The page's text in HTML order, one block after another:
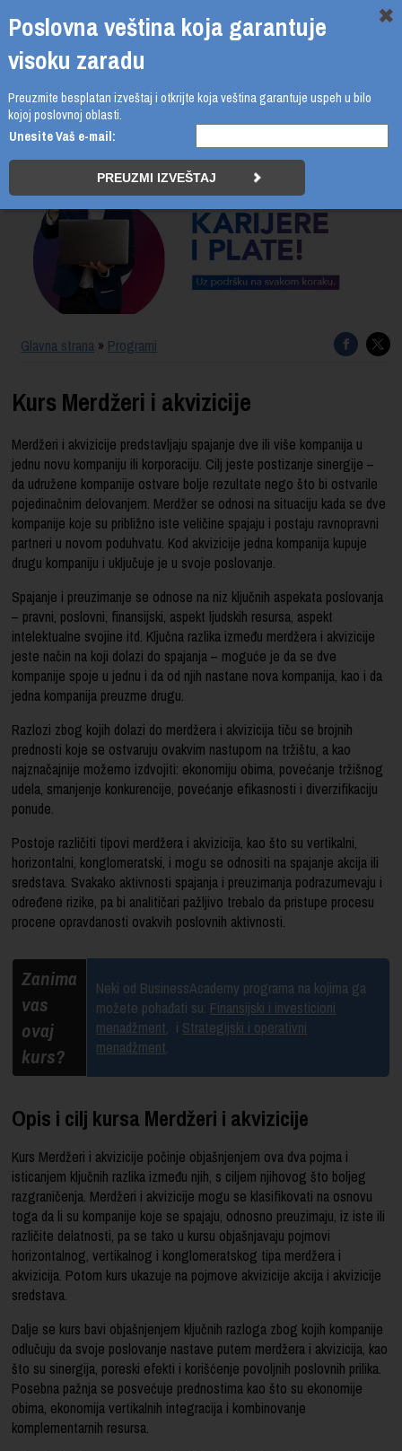
Poslovna veština koja garantuje
visoku zaradu
Preuzmite besplatan izveštaj i otkrijte koja veština garantuje uspeh u bilo
kojoj poslovnoj oblasti.
Unesite Vaš e-mail:
011 4011 210
PROGRAMI
UPIS
ŠTA DOBIJATE
UČENJE NA DALJINU
SERTIFIKACIJA
Glavna strana » Programi
Kurs Merdžeri i akvizicije
Merdžeri i akvizicije predstavljaju spajanje dve ili više kompanija u
jednu novu kompaniju ili korporaciju. Cilj jeste postizanje sinergije –
da udružene kompanije ostvare bolje rezultate nego što bi ostvarile
pojedinačnim delovanjem. Merdžer se odnosi na situaciju kada se dve
kompanije koje su približno iste veličine spajaju i postaju ravnopravni
partneri u novom poduhvatu. Kod akvizicije jedna kompanija kupuje
drugu kompaniju i uključuje je u svoje poslovanje.
Spajanje i preuzimanje se odnose na niz ključnih aspekata poslovanja
– pravni, poslovni, finansijski, aspekt ljudskih resursa, aspekt
intelektualne svojine itd. Ključna razlika između merdžera i akvizicije
jeste način na koji dolazi do spajanja – moguće je da se dve
kompanije spoje u jednu i da od njih nastane nova kompanija, kao i da
jedna kompanija preuzme drugu.
Razlozi zbog kojih dolazi do merdžera i akvizicija tiču se brojnih
prednosti koje se ostvaruju ovakvim nastupom na tržištu, a kao
najznačajnije možemo izdvojiti: ekonomiju obima, povećanje tržišnog
udela, smanjenje konkurencije, povećanje efikasnosti i diverzifikaciju
ponude.
Postoje različiti tipovi merdžera i akvizicija, kao što su vertikalni,
horizontalni, konglomeratski, i mogu se odnositi na spajanje akcija ili
sredstava. Svakako aktivnosti spajanja i preuzimanja podrazumevaju i
određene rizike, pa bi analitičari pažljivo trebalo da pristupe procesu
procene opravdanosti ovakvih poslovnih aktivnosti.
Zanima
vas
ovaj
kurs?
Neki od BusinessAcademy programa na kojima ga
možete pohađati su: Finansijski i investicioni
menadžment, i Strategijski i operativni
menadžment.
Opis i cilj kursa Merdžeri i akvizicije
Kurs Merdžeri i akvizicije počinje objašnjenjem ova dva pojma i
isticanjem ključnih razlika između njih, s ciljem njihovog što boljeg
razgraničenja. Merdžeri i akvizicije mogu se klasifikovati na osnovu
toga da li su kompanije koje se spajaju, odnosno preuzimaju, iz iste ili
različite delatnosti, pa se tako u kursu objašnjavaju pojmovi
horizontalnog, vertikalnog i konglomeratskog tipa merdžera i
akvizicija. Potom kurs ukazuje na pojmove akvizicije akcija i akvizicije
sredstava.
Dalje se kurs bavi objašnjenjem ključnih razloga zbog kojih kompanije
odlučuju da svoje poslovanje nastave putem merdžera i akvizicija, kao
što su sinergija, poreski efekti i korišćenje povoljnih poslovnih prilika.
Posebna pažnja se posvećuje prednostima kao što su ekonomije
obima, ekonomija vertikalnih integracija i kombinovanje
komplementarnih resursa.